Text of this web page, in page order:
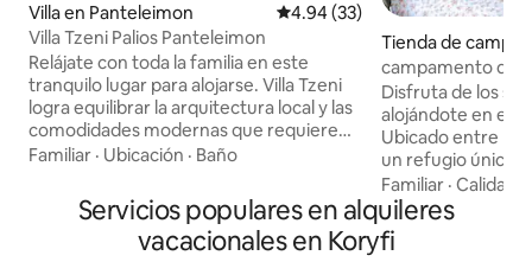
Villa en Panteleimon Calificación promedio: 4.94 de
4.94 (33)
Villa Tzeni Palios Panteleimon
Relájate con toda la familia en este
tranquilo lugar para alojarse. Villa Tzeni
logra equilibrar la arquitectura local y las
comodidades modernas que requiere
una hospitalidad relajada. La ubicación es
Monte Olimpo. El centro del antiguo
Panteleimonas está a 200 m, mientras
que el mar está a 10 minutos en coche.
Familiar · Ubicación · Baño
Tienda de campo
campamento de
Disfruta de los
alojándote en
Ubicado entre
un refugio único
tranquilidad. Las
el jardín ofrecen
alternativo con
mientras que la
Familiar ·Calidad-
Servicios populares en alquileres
vacacionales en Koryfi